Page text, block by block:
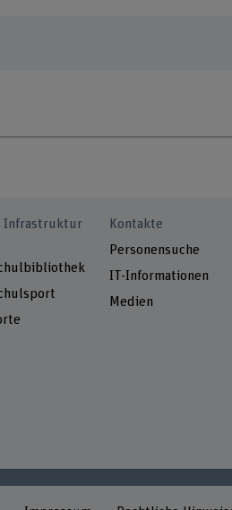
Infrastruktur
Kontakte
Personensuche
IT-Informationen
Medien